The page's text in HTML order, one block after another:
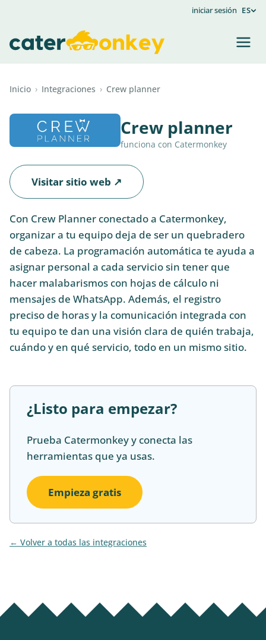
iniciar sesión ES
Inicio › Integraciones › Crew planner
Crew planner
funciona con Catermonkey
Visitar sitio web ↗
Con Crew Planner conectado a Catermonkey,
organizar a tu equipo deja de ser un quebradero
de cabeza. La programación automática te ayuda a
asignar personal a cada servicio sin tener que
hacer malabarismos con hojas de cálculo ni
mensajes de WhatsApp. Además, el registro
preciso de horas y la comunicación integrada con
tu equipo te dan una visión clara de quién trabaja,
cuándo y en qué servicio, todo en un mismo sitio.
¿Listo para empezar?
Prueba Catermonkey y conecta las
herramientas que ya usas.
Empieza gratis
Volver a todas las integraciones